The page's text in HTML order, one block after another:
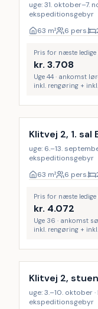
uge: 31. oktober–7.
ekspeditionsgebyr
63 m² 6 pers.
Pris for næste ledige
kr. 3.708
Uge 44 · ankomst
inkl. rengøring +
Inkl. rengøring
Klitvej 2, 1. sal
uge: 6.–13.
ekspeditionsgebyr
63 m² 6 pers.
Pris for næste ledige
kr. 4.072
Uge 36 · ankomst
inkl. rengøring +
Inkl. rengøring
Klitvej 2,
uge: 3.–10. oktober
ekspeditionsgebyr